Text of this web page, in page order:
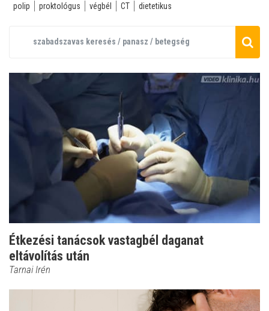
polip
proktológus végbél CT dietetikus
Étkezési tanácsok vastagbél daganat
eltávolítás után
Tarnai Irén